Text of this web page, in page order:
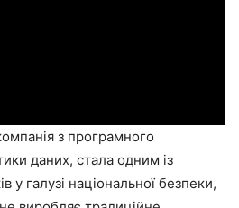
з програмного
даних, стала одним із
у галузі національної безпеки,